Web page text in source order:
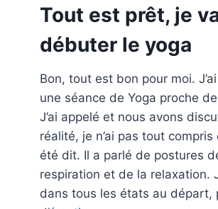
Tout est prêt, je
débuter le yoga
Bon, tout est bon pour moi.
une séance de Yoga proche
J’ai appelé et nous avons
réalité, je n’ai pas tout compris
été dit. Il a parlé de postures
respiration et de la relaxation.
dans tous les états au départ,